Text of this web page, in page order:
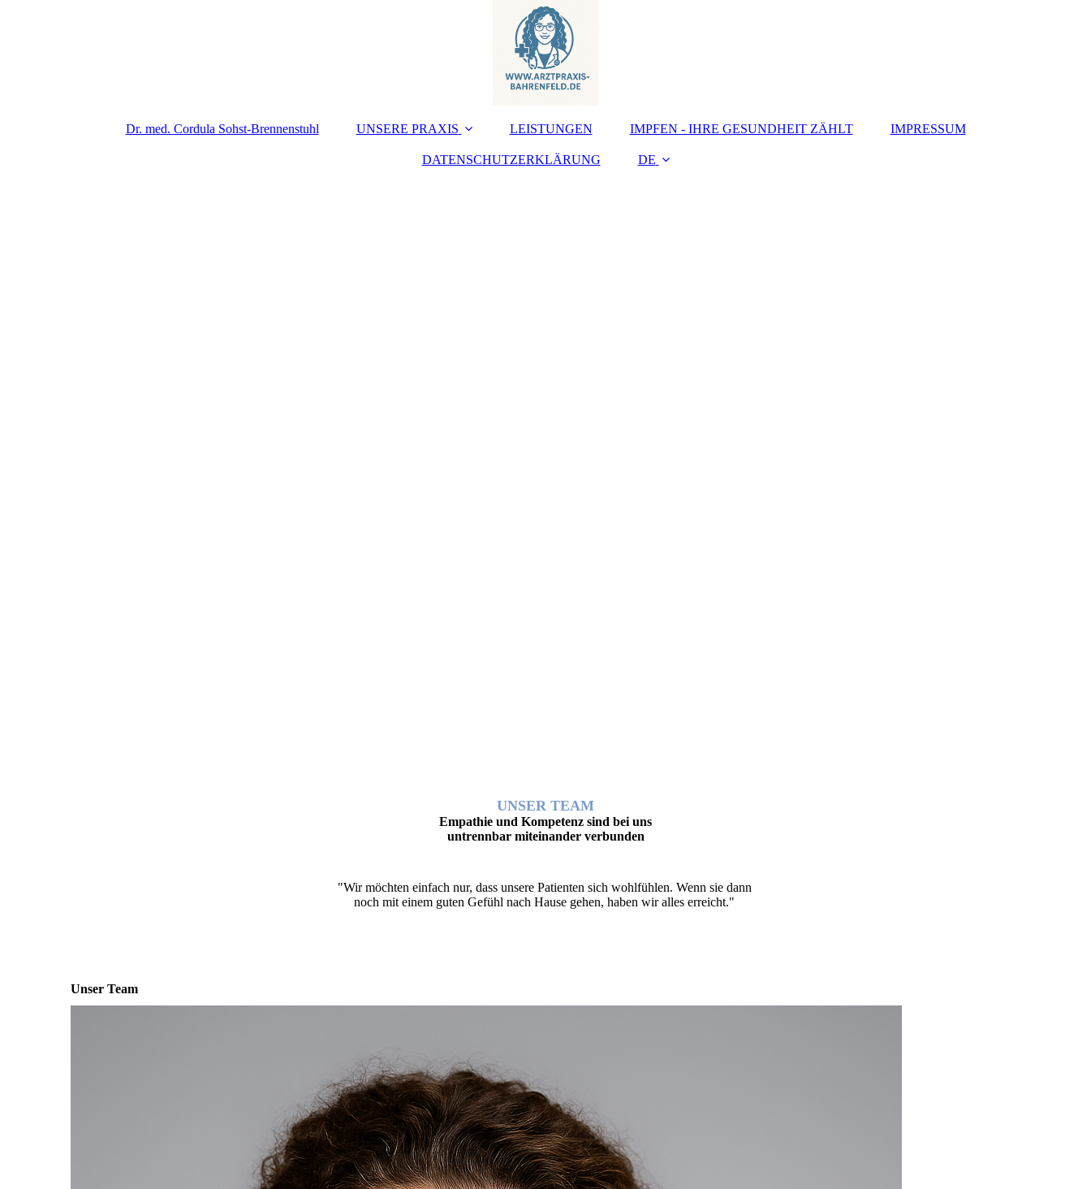
Dr. med. Cordula Sohst-Brennenstuhl UNSERE PRAXIS LEISTUNGEN IMPFEN - IHRE GESUNDHEIT ZÄHLT IMPRESSUM
DATENSCHUTZERKLÄRUNG DE
UNSER TEAM
Empathie und Kompetenz sind bei uns
untrennbar miteinander verbunden
"Wir möchten einfach nur, dass unsere Patienten sich wohlfühlen. Wenn sie dann
noch mit einem guten Gefühl nach Hause gehen, haben wir alles erreicht."
Unser Team